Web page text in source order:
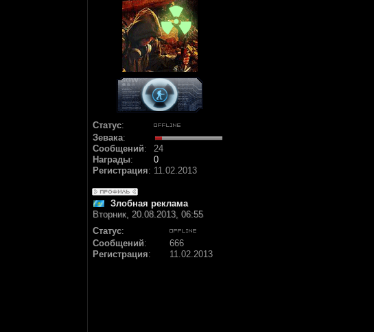
Статус:
Зевака:
Сообщений:
24
Награды:
0
Регистрация: 11.02.2013
Злобная реклама
Вторник, 20.08.2013, 06:55
Статус:
Сообщений:
666
Регистрация: 11.02.2013